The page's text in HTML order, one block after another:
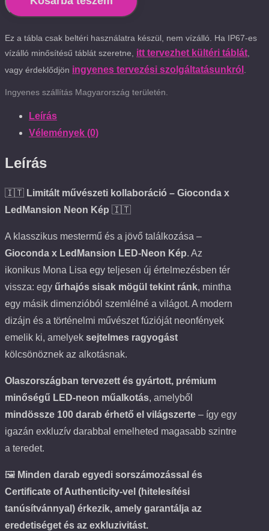
Ez a tábla csak beltéri használatra készül, nem vízálló. Ha IP67-es
vízálló minősítésű táblát szeretne, itt tervezhet kültéri táblát
vagy érdeklődjön ingyenes tervezési szolgáltatásunkról
Ingyenes szállítás Magyarország területén.
Leírás
Vélemények (0)
Leírás
🇮🇹 Limitált művészeti kollaboráció – Gioconda x
LedMansion Neon Kép 🇮🇹
A klasszikus mestermű és a jövő találkozása –
Gioconda x LedMansion LED-Neon Kép. Az
ikonikus Mona Lisa egy teljesen új értelmezésben tér
vissza: egy űrhajós sisak mögül tekint ránk, mintha
egy másik dimenzióból szemlélné a világot. A modern
dizájn és a történelmi művészet fúzióját neonfények
emelik ki, amelyek sejtelmes ragyogást
kölcsönöznek az alkotásnak.
Olaszországban tervezett és gyártott, prémium
minőségű LED-neon műalkotás, amelyből
mindössze 100 darab érhető el világszerte – így egy
igazán exkluzív darabbal emelheted magasabb szintre
a teredet.
🖼 Minden darab egyedi sorszámozással és
Certificate of Authenticity-vel (hitelesítési
tanúsítvánnyal) érkezik, amely garantálja az
eredetiséget és az exkluzivitást.